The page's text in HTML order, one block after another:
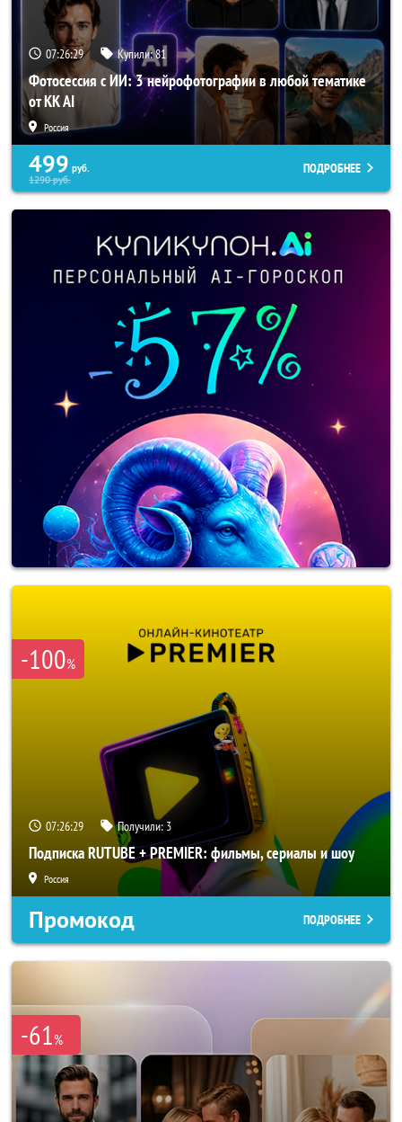
07:26:26 Купили:81
Фотосессия с ИИ: 3 нейрофотографии в любой тематике
от KK AI
Россия
499 руб.
1290руб.
ПОДРОБНЕЕ
-100%
07:26:26 Получили: 3
Подписка RUTUBE + PREMIER: фильмы, сериалы и шоу
Россия
Промокод ПОДРОБНЕЕ
-61%